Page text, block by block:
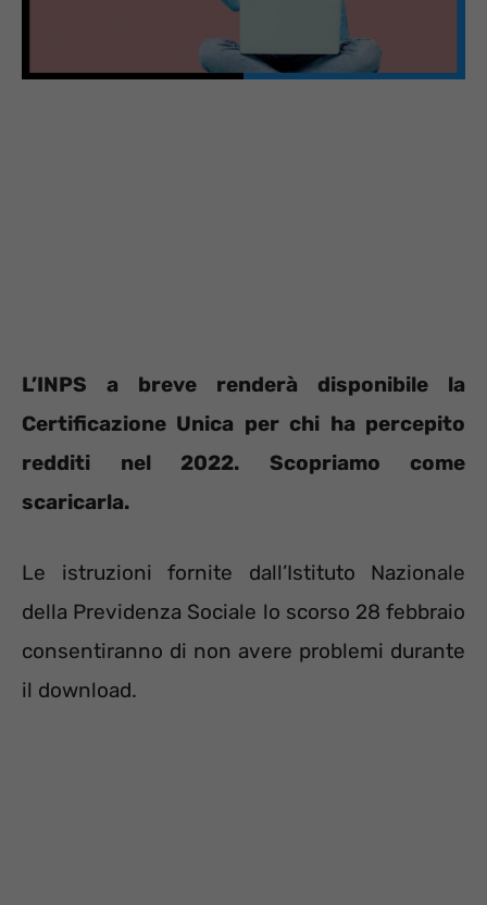
L’INPS a breve renderà disponibile la
Certificazione Unica per chi ha percepito
redditi nel 2022. Scopriamo come
scaricarla.
Le istruzioni fornite dall’Istituto Nazionale
della Previdenza Sociale lo scorso 28 febbraio
consentiranno di non avere problemi durante
il download.